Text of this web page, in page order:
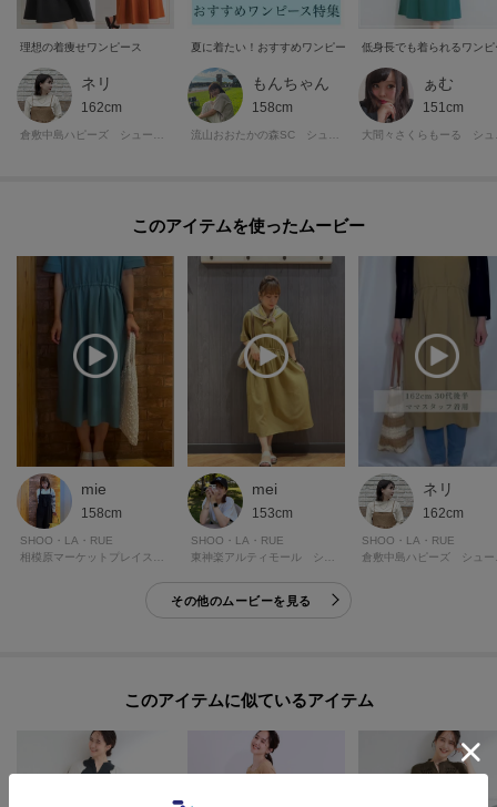
モデル情報：身長163cm B81 W59 H88 着用サイズ：02（M）
理想の着痩せワンピース
ネリ
162cm
倉敷中島ハピーズ シューラルー
夏に着たい！おすすめワンピース特集
もんちゃん
158cm
流山おおたかの森SC シューラルー
低身長でも着られるワンピ
ぁむ
151cm
大
このアイテムを使ったムービー
mie
158cm
SHOO・LA・RUE
相模原マーケットプレイス シューラルー
mei
153cm
SHOO・LA・RUE
東神楽アルティモール シューラルー
ネリ
162cm
SHOO・LA・RUE
倉
その他のムービーを見る
このアイテムに似ているアイテム